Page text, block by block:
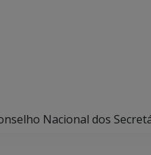
Nacional dos